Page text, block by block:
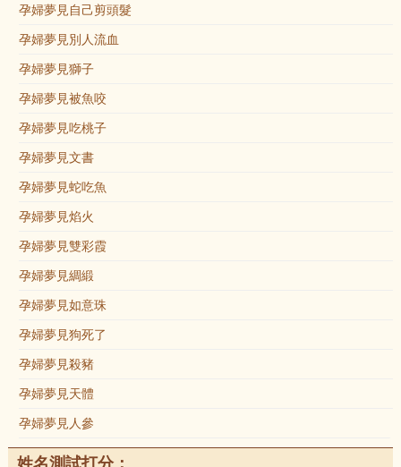
孕婦夢見自己剪頭髮
孕婦夢見別人流血
孕婦夢見獅子
孕婦夢見被魚咬
孕婦夢見吃桃子
孕婦夢見文書
孕婦夢見蛇吃魚
孕婦夢見焰火
孕婦夢見雙彩霞
孕婦夢見綢緞
孕婦夢見如意珠
孕婦夢見狗死了
孕婦夢見殺豬
孕婦夢見天體
孕婦夢見人參
姓名測試打分：